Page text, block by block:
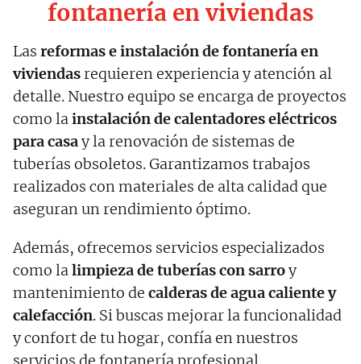
fontanería en viviendas
Las reformas e instalación de fontanería en
viviendasrequieren experiencia y atención al
detalle. Nuestro equipo se encarga de proyectos
como lainstalación de calentadores eléctricos
para casay la renovación de sistemas de
tuberías obsoletos. Garantizamos trabajos
realizados con materiales de alta calidad que
aseguran un rendimiento óptimo.
Además, ofrecemos servicios especializados
como lalimpieza de tuberías con sarroy
mantenimiento de calderas de agua caliente y
calefacción. Si buscas mejorar la funcionalidad
y confort de tu hogar, confía en nuestros
servicios de fontanería profesional.